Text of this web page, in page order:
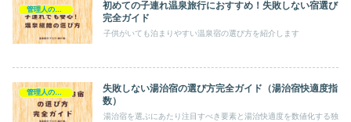
管理人の独り言
初めての子連れ温泉旅行におすすめ！失敗しない宿選び
完全ガイド
子供がいても泊まりやすい温泉宿の選び方を紹介します
管理人の独り言
失敗しない湯治宿の選び方完全ガイド（湯治宿快適度指
数）
湯治宿を選ぶにあたり注目すべき要素と湯治快適度を数値化する独